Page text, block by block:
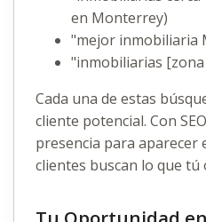
en Monterrey)
"mejor inmobiliaria
"inmobiliarias
Cada una de estas
cliente potencial. Con
presencia para aparecer
clientes buscan lo que tú